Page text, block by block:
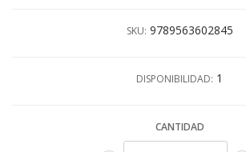
SKU: 9789563602845
DISPONIBILIDAD: 1
CANTIDAD